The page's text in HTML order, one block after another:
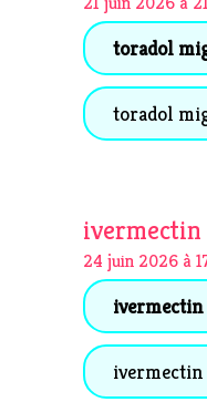
toradol
toradol
ivermectin
24 juin 2026 à
ivermectin
ivermectin